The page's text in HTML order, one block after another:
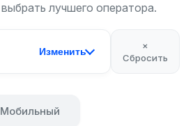
лучшего оператора.
Изменить
×
Сбросить
Мобильный